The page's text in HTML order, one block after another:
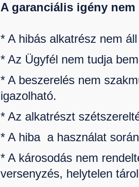
A garanciális igény
* A hibás alkatrész nem
* Az Ügyfél nem tudja
* A beszerelés nem
igazolható.
* Az alkatrészt
* A hiba a használat
* A károsodás nem
versenyzés, helytelen